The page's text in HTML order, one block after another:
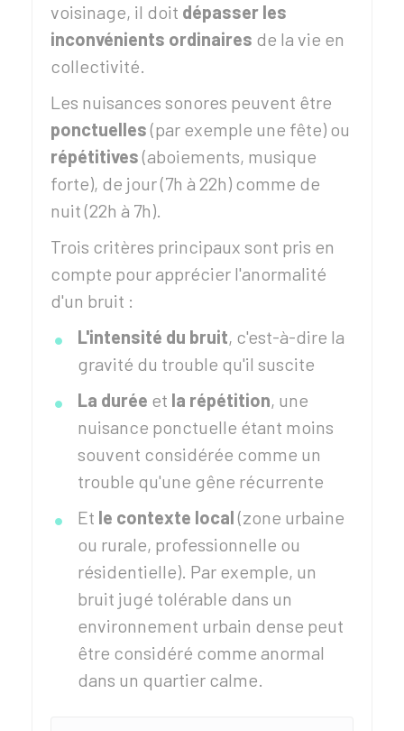
voisinage, il doit dépasser les
inconvénients ordinaires de la vie en
collectivité.
Les nuisances sonores peuvent être
ponctuelles(par exemple une fête) ou
répétitives(aboiements, musique
forte), de jour (7h à 22h) comme de
nuit (22h à 7h).
Trois critères principaux sont pris en
compte pour apprécier l'anormalité
d'un bruit :
L'intensité du bruit, c'est-à-dire la
gravité du trouble qu'il suscite
La durée et la répétition, une
nuisance ponctuelle étant moins
souvent considérée comme un
trouble qu'une gêne récurrente
Et le contexte local(zone urbaine
ou rurale, professionnelle ou
résidentielle). Par exemple, un
bruit jugé tolérable dans un
environnement urbain dense peut
être considéré comme anormal
dans un quartier calme.